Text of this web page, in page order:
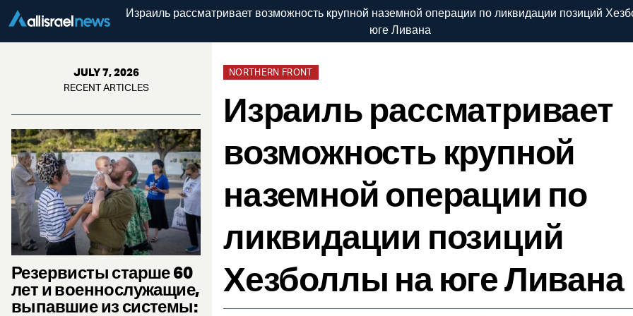
Израиль рассматривает возможность крупной наземной операции по ликвидации позиций
юге Ливана
JULY 7, 2026
RECENT ARTICLES
Резервисты старше 60
лет и военнослужащие,
выпавшие из системы:
NORTHERN FRONT
Израиль рассматривает
возможность крупной
наземной операции по
ликвидации позиций
Хезболлы на юге Ливана